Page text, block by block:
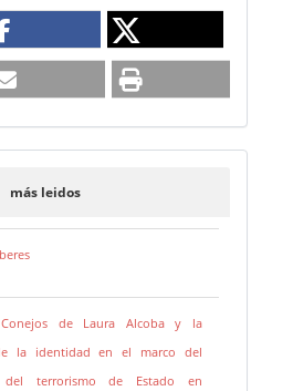
más leidos
de Laura Alcoba y la
la identidad en el marco del
del terrorismo de Estado en